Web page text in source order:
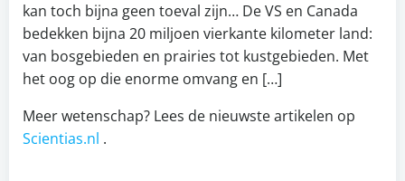
kan toch bijna geen toeval zijn… De VS en Canada
bedekken bijna 20 miljoen vierkante kilometer land:
van bosgebieden en prairies tot kustgebieden. Met
het oog op die enorme omvang en […]
Meer wetenschap? Lees de nieuwste artikelen op
Scientias.nl .